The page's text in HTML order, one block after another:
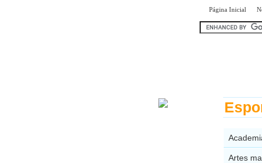
Página Inicial
Artes